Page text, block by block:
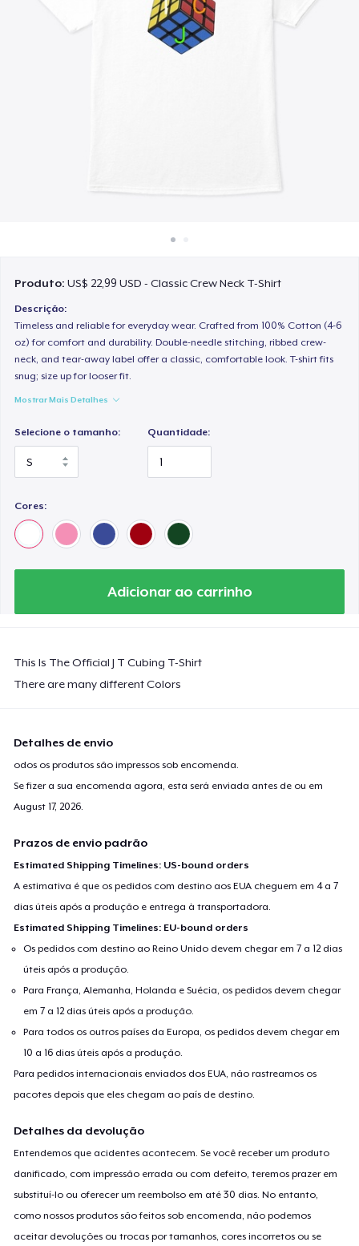
Venda em todo lugar
Produto:US$ 22,99 USD - Classic Crew Neck T-Shirt
Descrição:
Timeless and reliable for everyday wear. Crafted from 100% Cotton (4-6
oz) for comfort and durability. Double-needle stitching, ribbed crew-
neck, and tear-away label offer a classic, comfortable look. T-shirt fits
snug; size up for looser fit.
Mostrar Mais Detalhes
Selecione o tamanho: Quantidade:
Cores:
Adicionar ao carrinho
This Is The Official J T Cubing T-Shirt
There are many different Colors
Detalhes de envio
odos os produtos são impressos sob encomenda.
Se fizer a sua encomenda agora, esta será enviada antes de ou em
August 17, 2026
Prazos de envio padrão
Estimated Shipping Timelines: US-bound orders
A estimativa é que os pedidos com destino aos EUA cheguem em 4 a 7
dias úteis após a produção e entrega à transportadora.
Estimated Shipping Timelines: EU-bound orders
Os pedidos com destino ao Reino Unido devem chegar em 7 a 12 dias
úteis após a produção.
Para França, Alemanha, Holanda e Suécia, os pedidos devem chegar
em 7 a 12 dias úteis após a produção.
Para todos os outros países da Europa, os pedidos devem chegar em
10 a 16 dias úteis após a produção.
Para pedidos internacionais enviados dos EUA, não rastreamos os
pacotes depois que eles chegam ao país de destino.
Detalhes da devolução
Entendemos que acidentes acontecem. Se você receber um produto
danificado, com impressão errada ou com defeito, teremos prazer em
substituí-lo ou oferecer um reembolso em até 30 dias. No entanto,
como nossos produtos são feitos sob encomenda, não podemos
aceitar devoluções ou trocas por tamanhos, cores incorretos ou se